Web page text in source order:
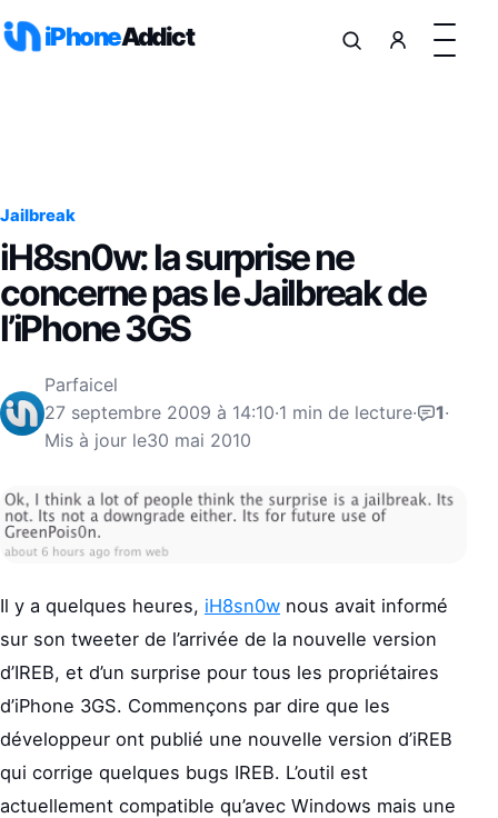
iPhoneAddict
Jailbreak
iH8sn0w: la surprise ne
concerne pas le Jailbreak de
l’iPhone 3GS
Parfaicel
27 septembre 2009 à 14:10·1 min de lecture· 1·
Mis à jour le30 mai 2010
Il y a quelques heures, iH8sn0w nous avait informé
sur son tweeter de l’arrivée de la nouvelle version
d’IREB, et d’un surprise pour tous les propriétaires
d’iPhone 3GS. Commençons par dire que les
développeur ont publié une nouvelle version d’iREB
qui corrige quelques bugs IREB. L’outil est
actuellement compatible qu’avec Windows mais une